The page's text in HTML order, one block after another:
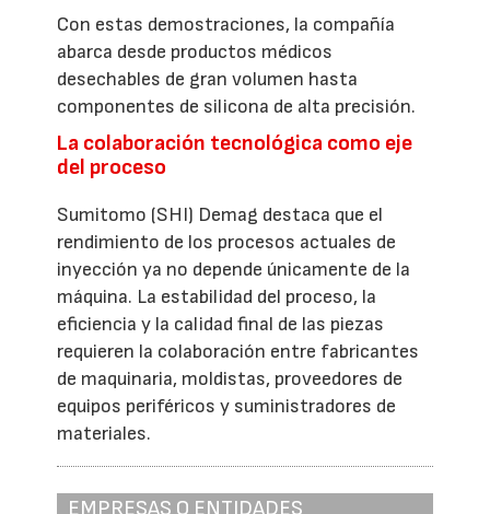
Con estas demostraciones, la compañía
abarca desde productos médicos
desechables de gran volumen hasta
componentes de silicona de alta precisión.
La colaboración tecnológica como eje
del proceso
Sumitomo (SHI) Demag destaca que el
rendimiento de los procesos actuales de
inyección ya no depende únicamente de la
máquina. La estabilidad del proceso, la
eficiencia y la calidad final de las piezas
requieren la colaboración entre fabricantes
de maquinaria, moldistas, proveedores de
equipos periféricos y suministradores de
materiales.
EMPRESAS O ENTIDADES